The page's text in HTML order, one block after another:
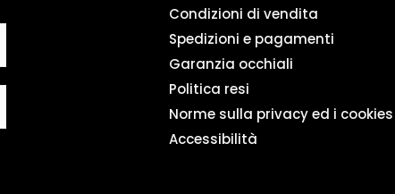
Condizioni di vendita
Spedizioni e pagamenti
Garanzia occhiali
Politica resi
Norme sulla privacy ed i cookies
Accessibilità